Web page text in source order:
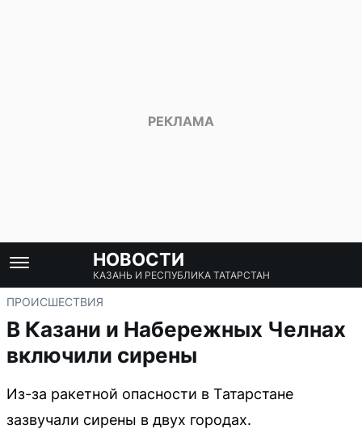
НОВОСТИ
КАЗАНЬ И РЕСПУБЛИКА ТАТАРСТАН
ПРОИСШЕСТВИЯ
В Казани и Набережных Челнах
включили сирены
Из-за ракетной опасности в Татарстане
зазвучали сирены в двух городах.